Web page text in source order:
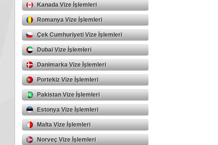
Kanada Vize İşlemleri
Romanya Vize İşlemleri
Çek Cumhuriyeti Vize İşlemleri
Dubai Vize İşlemleri
Danimarka Vize İşlemleri
Portekiz Vize İşlemleri
Pakistan Vize İşlemleri
Estonya Vize İşlemleri
Malta Vize İşlemleri
Norveç Vize İşlemleri